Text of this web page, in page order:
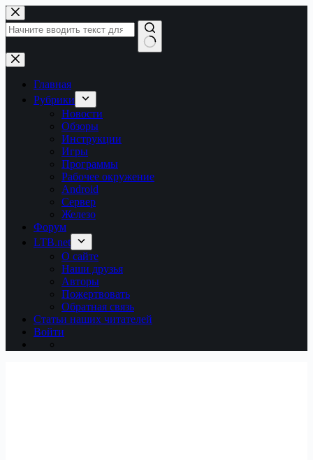
Перейти
к
сути
Ничего
не
найденоГлавная
Рубрики
Новости
Обзоры
Инструкции
Игры
Программы
Рабочее окружение
Android
Сервер
Железо
Форум
LTB.net
О сайте
Наши друзья
Авторы
Пожертвовать
Обратная связь
Статьи наших читателей
Войти